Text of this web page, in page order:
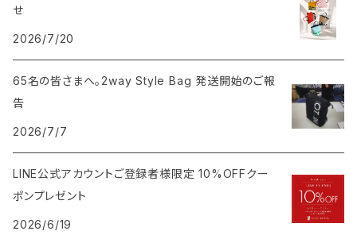
せ
2026/7/20
65名の皆さまへ。2way Style Bag 発送開始のご報
告
2026/7/7
LINE公式アカウントご登録者様限定 10%OFFクー
ポンプレゼント
2026/6/19